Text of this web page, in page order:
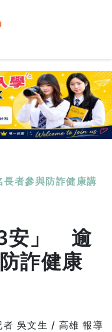
者參與防詐健康講
安」 逾
詐健康
者 吳文生 / 高雄 報導